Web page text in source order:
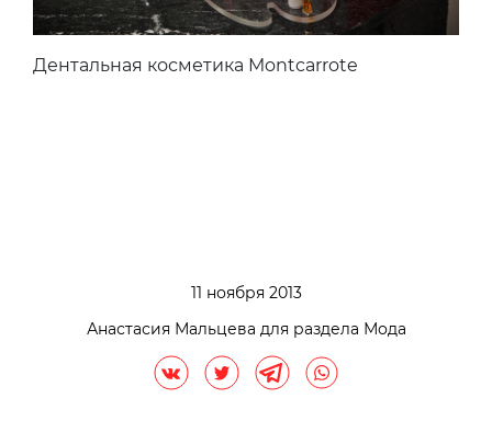
Дентальная косметика Montcarrote
11 ноября 2013
Анастасия Мальцева для раздела Мода